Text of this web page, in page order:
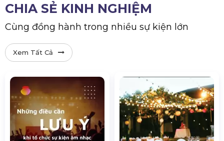
CHIA SẺ KINH NGHIỆM
Cùng đồng hành trong nhiều sự kiện lớn
Xem Tất Cả